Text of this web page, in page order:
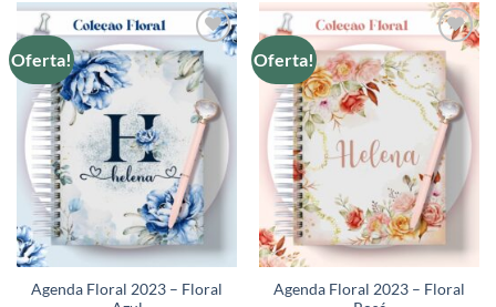
Oferta!
Adicionar
a lista de
desejos
Agenda Floral 2023 – Floral
Oferta!
Adicionar
a lista de
desejos
Agenda Floral 2023 – Floral